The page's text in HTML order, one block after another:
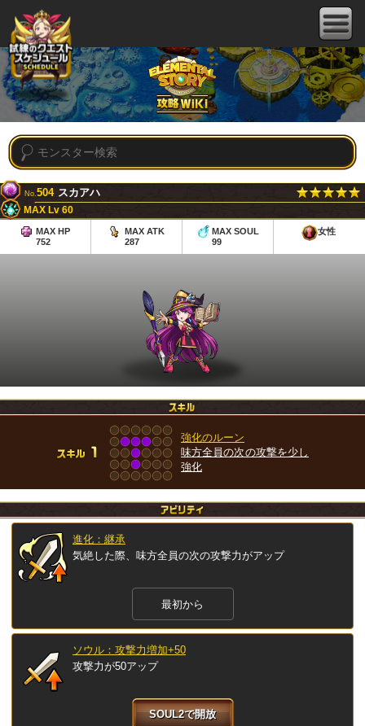
No.504 スカアハ
MAX Lv 60
MAX HP
752
MAX ATK
287
MAX SOUL
99
女性
強化のルーン
味方全員の次の攻撃を少し
強化
進化：継承
気絶した際、味方全員の次の攻撃力がアップ
最初から
ソウル：攻撃力増加+50
攻撃力が50アップ
SOUL2で開放